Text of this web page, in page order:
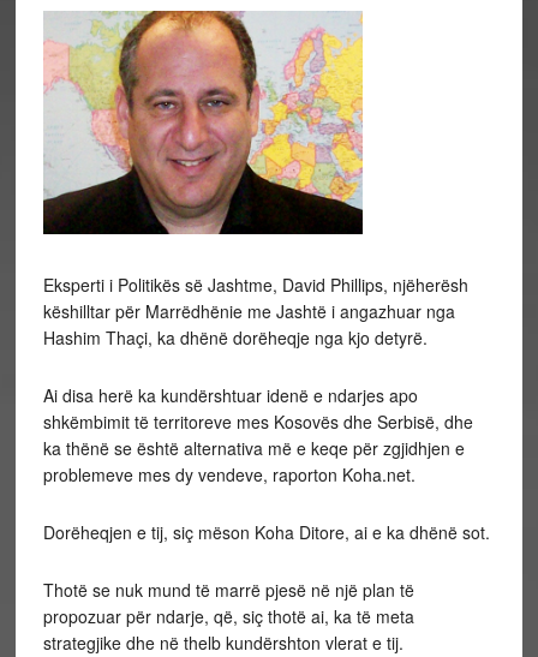
Eksperti i Politikës së Jashtme, David Phillips, njëherësh
këshilltar për Marrëdhënie me Jashtë i angazhuar nga
Hashim Thaçi, ka dhënë dorëheqje nga kjo detyrë.
Ai disa herë ka kundërshtuar idenë e ndarjes apo
shkëmbimit të territoreve mes Kosovës dhe Serbisë, dhe
ka thënë se është alternativa më e keqe për zgjidhjen e
problemeve mes dy vendeve, raporton Koha.net.
Dorëheqjen e tij, siç mëson Koha Ditore, ai e ka dhënë sot.
Thotë se nuk mund të marrë pjesë në një plan të
propozuar për ndarje, që, siç thotë ai, ka të meta
strategjike dhe në thelb kundërshton vlerat e tij.